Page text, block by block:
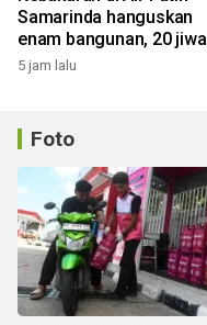
Samarinda hanguskan
enam bangunan, 20 jiwa
terdampak
5 jam lalu
Foto